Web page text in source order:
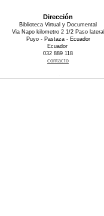
Dirección
Biblioteca Virtual y Documental
Via Napo kilometro 2 1/2 Paso lateral
Puyo - Pastaza - Ecuador
Ecuador
032 889 118
contacto